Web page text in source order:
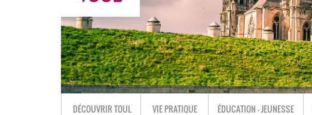
DÉCOUVRIR TOUL VIE PRATIQUE ÉDUCATION - JEUNESSE